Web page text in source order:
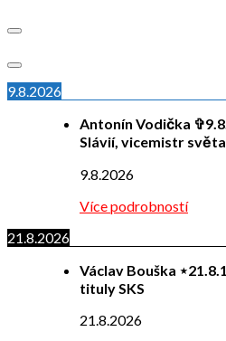
9.8.2026
Antonín Vodička
Slávií, vicemistr
9.8.2026
Více podrobností
21.8.2026
Václav Bouška
tituly SKS
21.8.2026